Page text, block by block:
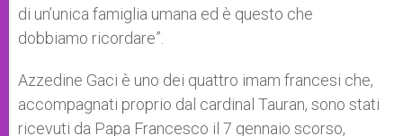
di un’unica famiglia umana ed è questo che
dobbiamo ricordare”.
Azzedine Gaci è uno dei quattro imam francesi che,
accompagnati proprio dal cardinal Tauran, sono stati
ricevuti da Papa Francesco il 7 gennaio scorso,